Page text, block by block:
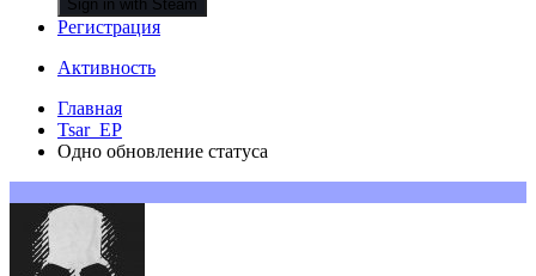
Sign in with Steam
Регистрация
Активность
Главная
Tsar_EP
Одно обновление статуса